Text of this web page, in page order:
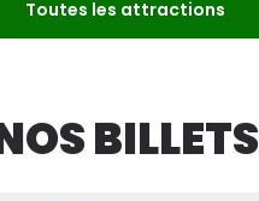
Toutes les attractions
BILLETS